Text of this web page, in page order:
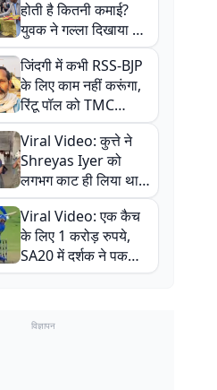
की गंदी चाल
होती है कितनी कमाई?
युवक ने गल्ला दिखाया तो
नौकरी वालों के खड़े हो गए
कान
जिंदगी में कभी RSS-BJP
के लिए काम नहीं करूंगा,
रिंटू पॉल को TMC
ऑफिस में ले जाकर पीटा,
Video वायरल
Viral Video: कुत्ते ने
Shreyas Iyer को
लगभग काट ही लिया था,
न्यूजीलैंड सीरीज से पहले
बाल-बाल बचे
Viral Video: एक कैच
के लिए 1 करोड़ रुपये,
SA20 में दर्शक ने पकड़ा
एक हाथ से गजब का कैच
विज्ञापन